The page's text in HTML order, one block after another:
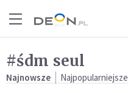
#śdm seul
Najnowsze Najpopularniejsze